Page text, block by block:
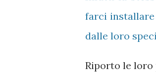
farci installare
dalle loro
Riporto le loro